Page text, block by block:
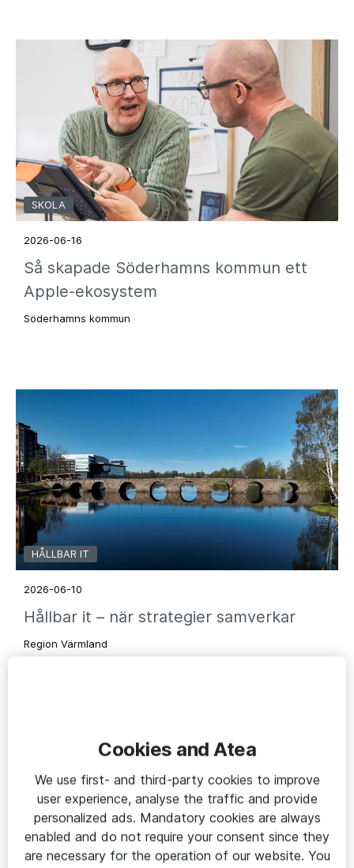
SKOLA
2026-06-16
Så skapade Söderhamns kommun ett
Apple-ekosystem
Söderhamns kommun
HÅLLBAR IT
2026-06-10
Hållbar it – när strategier samverkar
Region Värmland
Cookies and Atea
We use first- and third-party cookies to improve
user experience, analyse the traffic and provide
personalized ads. Mandatory cookies are always
enabled and do not require your consent since they
are necessary for the operation of our website. You